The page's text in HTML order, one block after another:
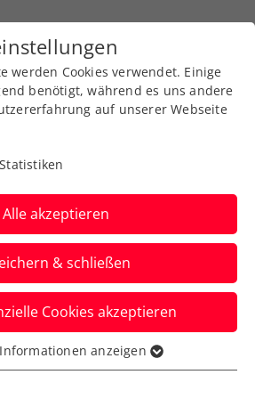
Davis Cup
Sensationskurs
Bologna
liegt
in Debrecen nach Tag 1
2:0 in Führung.
12.09.2025
werden Cookies verwendet. Einige
benötigt, während es uns andere
auf unserer Webseite
Statistiken
Alle akzeptieren
& schließen
Cookies akzeptieren
werden für grundlegende
anzeigen